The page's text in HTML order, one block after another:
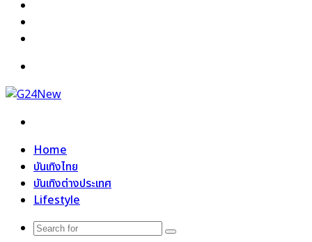
Home
บันเทิงไทย
บันเทิงต่างประเทศ
Lifestyle
Search